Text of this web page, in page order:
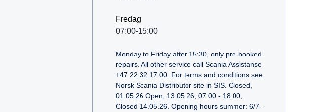
Fredag
07:00-15:00
Monday to Friday after 15:30, only pre-booked
repairs. All other service call Scania Assistanse
+47 22 32 17 00. For terms and conditions see
Norsk Scania Distributor site in SIS. Closed,
01.05.26 Open, 13.05.26, 07.00 - 18.00,
Closed 14.05.26. Opening hours summer: 6/7-